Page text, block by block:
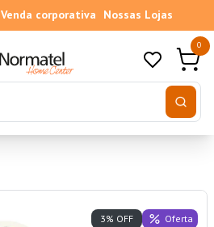
Venda corporativa Nossas Lojas
0
3% OFF Oferta